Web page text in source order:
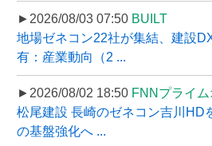
►2026/08/03 07:50 BUILT
地場ゼネコン22社が集結、建設
有：産業動向（2 ...
►2026/08/02 18:50 FNNプライ
松尾建設 長崎のゼネコン吉川HD
の基盤強化へ ...